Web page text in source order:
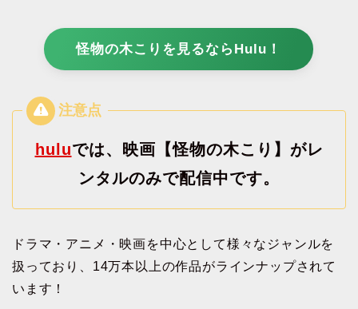
怪物の木こりを見るならHulu！
huluでは、映画【怪物の木こり】がレ
ンタルのみで配信中です。
ドラマ・アニメ・映画を中心として様々なジャンルを
扱っており、14万本以上の作品がラインナップされて
います！